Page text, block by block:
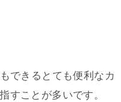
できるとても便利なカ
すことが多いです。